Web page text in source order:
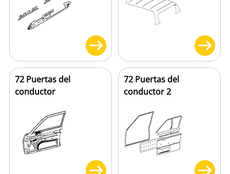
72 Puertas del
conductor
72 Puertas del
conductor 2